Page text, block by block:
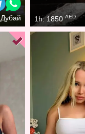
Дубай 1h: 1850 AED